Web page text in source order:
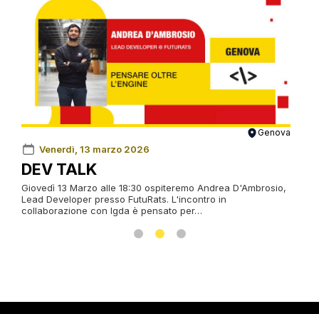
Genova
News
GLOBAL GAME JAM
Una maratona creativa di 48 ore dal 30 gennaio al 1
febbraio per dare vita a videogiochi, giochi da tavolo…